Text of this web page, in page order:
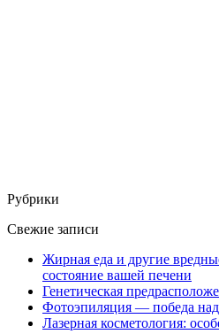
Рубрики
Свежие записи
Жирная еда и другие
состояние вашей печени
Генетическая
Фотоэпиляция — победа
Лазерная косметология: